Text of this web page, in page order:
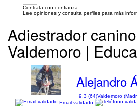
Contrata con confianza
Lee opiniones y consulta perfiles para más
Adiestrador
Valdemoro |
Alejandro
9,3 (64)Valdemoro
Email validado